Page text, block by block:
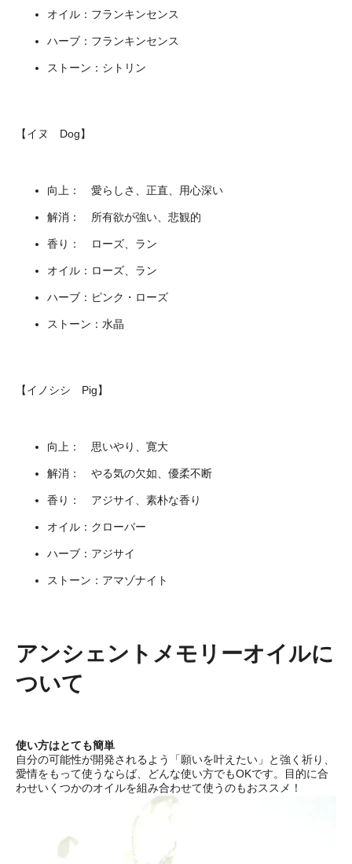
オイル：フランキンセンス
ハーブ：フランキンセンス
ストーン：シトリン
【イヌ Dog】
向上： 愛らしさ、正直、用心深い
解消： 所有欲が強い、悲観的
香り： ローズ、ラン
オイル：ローズ、ラン
ハーブ：ピンク・ローズ
ストーン：水晶
【イノシシ Pig】
向上： 思いやり、寛大
解消： やる気の欠如、優柔不断
香り： アジサイ、素朴な香り
オイル：クローバー
ハーブ：アジサイ
ストーン：アマゾナイト
アンシェントメモリーオイルに
ついて
使い方はとても簡単
自分の可能性が開発されるよう「願いを叶えたい」と強く祈り、
愛情をもって使うならば、どんな使い方でもOKです。目的に合
わせいくつかのオイルを組み合わせて使うのもおススメ！